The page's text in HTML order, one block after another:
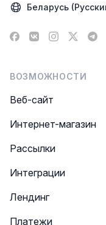
Беларусь
Facebook
VK Instagram
X
ВОЗМОЖНОСТИ
Веб-сайт
Интернет-магазин
Рассылки
Интеграции
Лендинг
Платежи